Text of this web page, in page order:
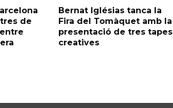
de
Bernat Iglésias tanca la
Fira del Tomàquet amb la
presentació de tres tapes
creatives